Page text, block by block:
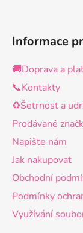
Informace
🚚Doprava a
📞Kontakty
♻️Šetrnost a
Prodávané
Napište nám
Jak nakupovat
Obchodní
Podmínky
Využívání